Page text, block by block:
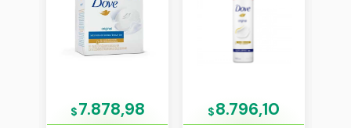
$7.878,98 $8.796,10